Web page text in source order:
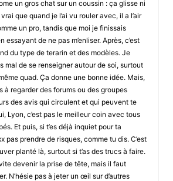
un gros chat sur un coussin : ça glisse ni
que quand je l’ai vu rouler avec, il a l’air
un pro, tandis que moi je finissais
essayant de ne pas m’enliser. Après, c’est
du type de terarin et des modèles. Je
mal de se renseigner autour de soi, surtout
quad. Ça donne une bonne idée. Mais,
à regarder des forums ou des groupes
des avis qui circulent et qui peuvent te
Lyon, c’est pas le meilleur coin avec tous
Et puis, si t’es déjà inquiet pour ta
pas prendre de risques, comme tu dis. C’est
planté là, surtout si t’as des trucs à faire.
devenir la prise de tête, mais il faut
N’hésie pas à jeter un œil sur d’autres